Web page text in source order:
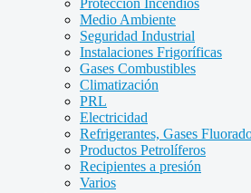
Protección Incendios
Medio Ambiente
Seguridad Industrial
Instalaciones Frigoríficas
Gases Combustibles
Climatización
PRL
Electricidad
Refrigerantes, Gases
Productos Petrolíferos
Recipientes a presión
Varios